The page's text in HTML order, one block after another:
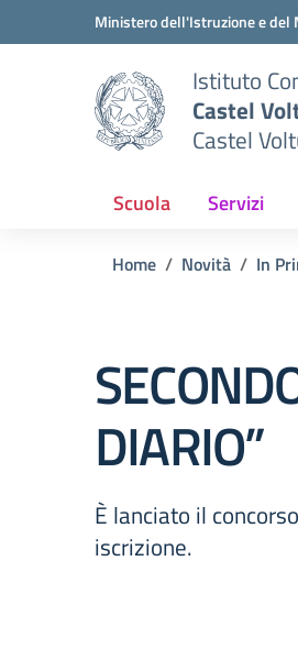
Vai ai contenuti
Vai al menu di navigazioneMinistero dell'Istruzione e del
Istituto
Castel
Castel
Scuola Servizi
Home Novità In
DIARIO”
È lanciato il
iscrizione.